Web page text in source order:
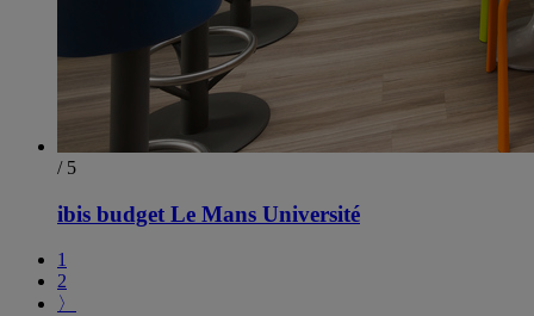
/ 5
ibis budget Le Mans Université
1
2
〉